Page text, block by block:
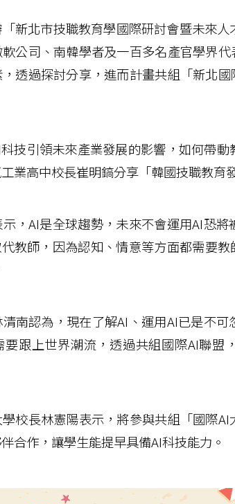
新北市技職教育學國際研討會暨未來
公司、南韓學者及一百多名產官學界
透過探討分享，進而計畫共組「新北
技引領未來產業發展的影響，如何帶動
業高中校長崔明鎬分享「韓國技職教育
，AI是全球趨勢，未來不會運用AI恐
教師，因為認知、情意等方面都需要
南認為，現在了解AI、運用AI已是不可
要跟上世界潮流，透過共組國際AI聯盟
校長林憲陽表示，將參與共組「國際AI
合作，讓學生能提早具備AI科技能力。